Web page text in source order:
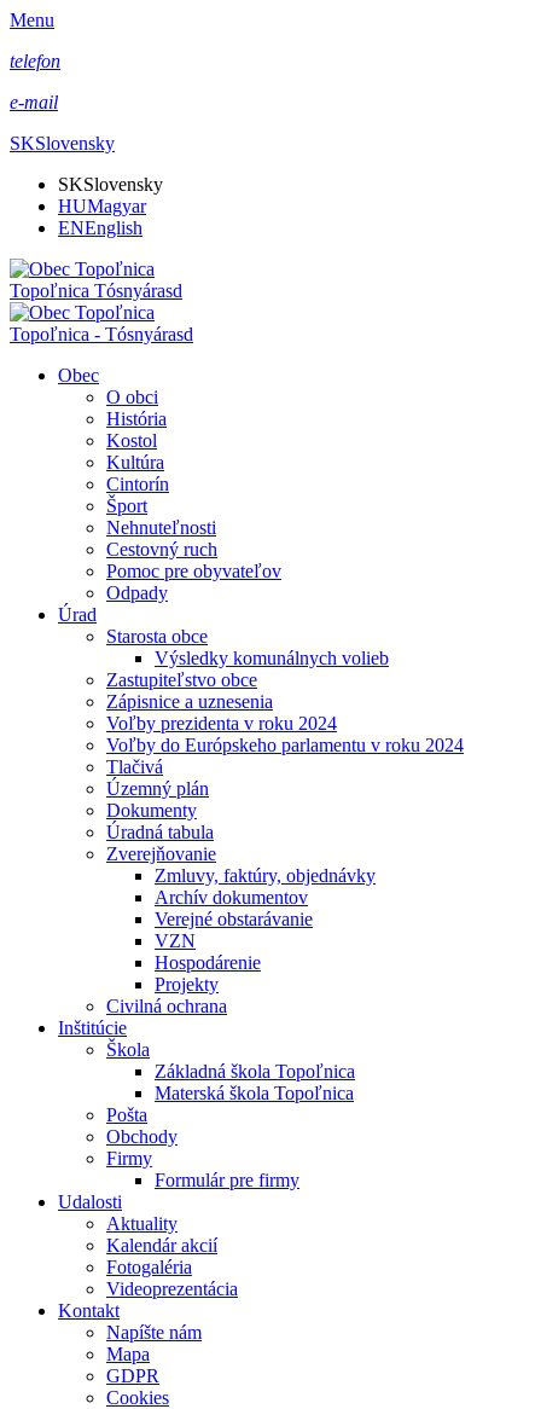
Menu
telefon
e-mail
SKSlovensky
SKSlovensky
HUMagyar
ENEnglish
Topoľnica Tósnyárasd
Topoľnica - Tósnyárasd
Obec
O obci
História
Kostol
Kultúra
Cintorín
Šport
Nehnuteľnosti
Cestovný ruch
Pomoc pre obyvateľov
Odpady
Úrad
Starosta obce
Výsledky komunálnych volieb
Zastupiteľstvo obce
Zápisnice a uznesenia
Voľby prezidenta v roku 2024
Voľby do Európskeho parlamentu v roku 2024
Tlačivá
Územný plán
Dokumenty
Úradná tabula
Zverejňovanie
Zmluvy, faktúry, objednávky
Archív dokumentov
Verejné obstarávanie
VZN
Hospodárenie
Projekty
Civilná ochrana
Inštitúcie
Škola
Základná škola Topoľnica
Materská škola Topoľnica
Pošta
Obchody
Firmy
Formulár pre firmy
Udalosti
Aktuality
Kalendár akcií
Fotogaléria
Videoprezentácia
Kontakt
Napíšte nám
Mapa
GDPR
Cookies